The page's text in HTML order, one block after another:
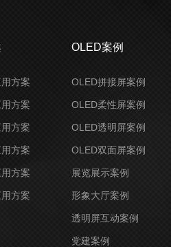
方案
方案
方案
方案
方案
方案
OLED案例
OLED拼接屏案例
OLED柔性屏案例
OLED透明屏案例
OLED双面屏案例
展览展示案例
形象大厅案例
透明屏互动案例
党建案例